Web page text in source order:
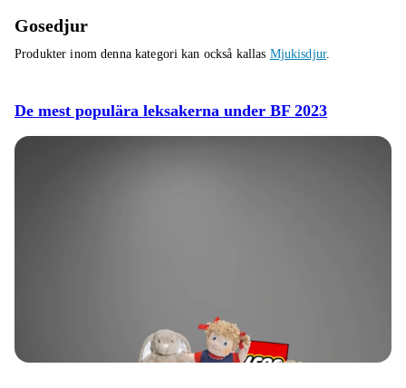
Gosedjur
Produkter inom denna kategori kan också kallas Mjukisdjur.
De mest populära leksakerna under BF 2023